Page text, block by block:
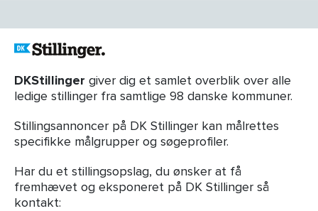
DKStillinger giver dig et samlet overblik over alle
ledige stillinger fra samtlige 98 danske kommuner.
Stillingsannoncer på DK Stillinger kan målrettes
specifikke målgrupper og søgeprofiler.
Har du et stillingsopslag, du ønsker at få
fremhævet og eksponeret på DK Stillinger så
kontakt: